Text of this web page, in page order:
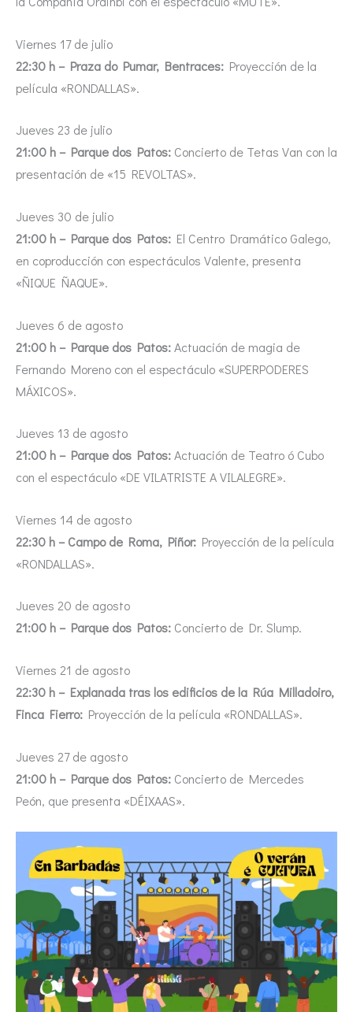
Viernes 17 de julio
22:30 h – Praza do Pumar, Bentraces: Proyección de la
película «RONDALLAS».
Jueves 23 de julio
21:00 h – Parque dos Patos: Concierto de Tetas Van con la
presentación de «15 REVOLTAS».
Jueves 30 de julio
21:00 h – Parque dos Patos: El Centro Dramático Galego,
en coproducción con espectáculos Valente, presenta
«ÑIQUE ÑAQUE».
Jueves 6 de agosto
21:00 h – Parque dos Patos:Actuación de magia de
Fernando Moreno con el espectáculo «SUPERPODERES
MÁXICOS».
Jueves 13 de agosto
21:00 h – Parque dos Patos:Actuación de Teatro ó Cubo
con el espectáculo «DE VILATRISTE A VILALEGRE».
Viernes 14 de agosto
22:30 h – Campo de Roma, Piñor: Proyección de la película
«RONDALLAS».
Jueves 20 de agosto
21:00 h – Parque dos Patos: Concierto de Dr. Slump.
Viernes 21 de agosto
22:30 h – Explanada tras los edificios de la Rúa Milladoiro,
Finca Fierro: Proyección de la película «RONDALLAS».
Jueves 27 de agosto
21:00 h – Parque dos Patos: Concierto de Mercedes
Peón, que presenta «DÉIXAAS».